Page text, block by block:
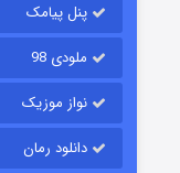
پنل پیامک
ملودی 98
نواز موزیک
دانلود رمان